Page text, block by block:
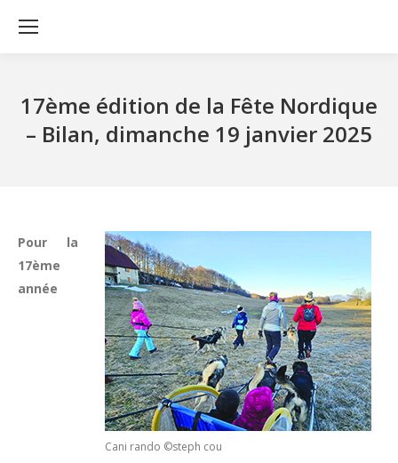
17ème édition de la Fête Nordique
– Bilan, dimanche 19 janvier 2025
Cani rando ©steph cou
Pour la
17ème
année